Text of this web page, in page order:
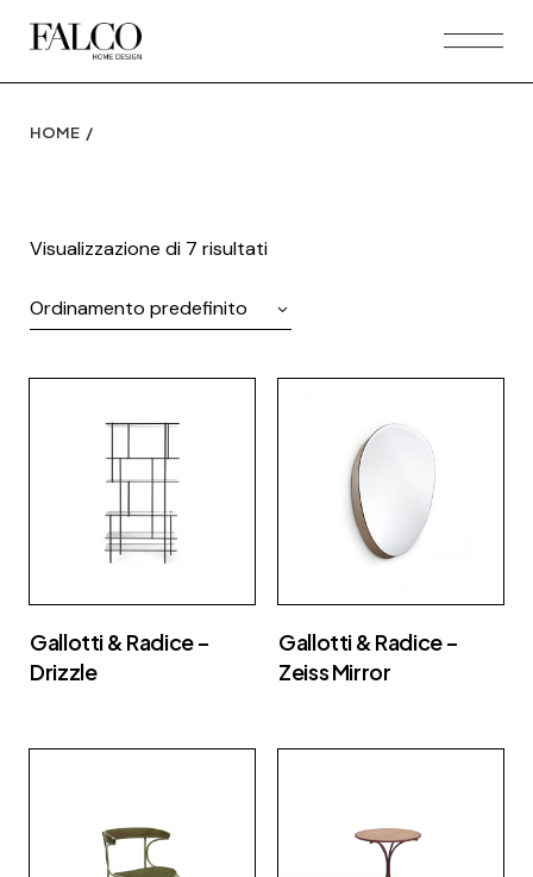
HOME
Visualizzazione di 7 risultati
Ordinamento predefinito
Gallotti & Radice –
Drizzle
Gallotti & Radice –
Zeiss Mirror